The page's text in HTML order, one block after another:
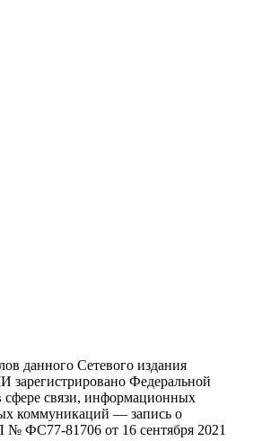
данного Сетевого издания
Федеральной
сфере связи, информационных
коммуникаций — запись о
ФС77-81706 от 16 сентября 2021